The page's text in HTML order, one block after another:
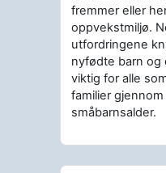
fremmer eller
oppvekstmiljø.
utfordringene
nyfødte barn og
viktig for alle
familier
småbarnsalder.